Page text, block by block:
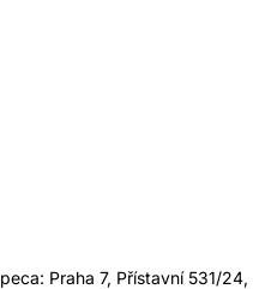
Praha 7, Přístavní 531/24,